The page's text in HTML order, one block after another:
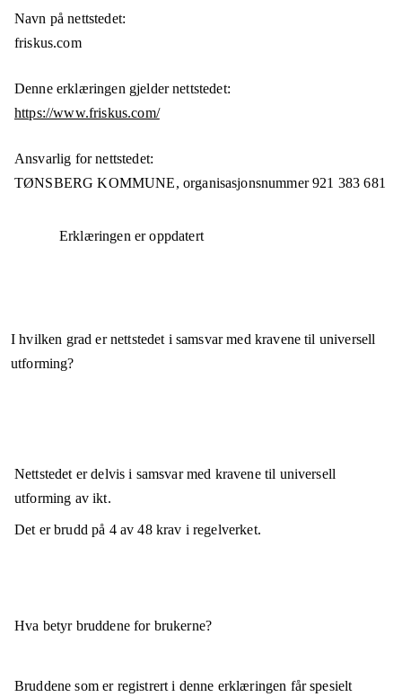
Navn på nettstedet:
friskus.com
Denne erklæringen gjelder nettstedet:
https://www.friskus.com/
Ansvarlig for nettstedet:
TØNSBERG KOMMUNE, organisasjonsnummer 921 383 681
Erklæringen er oppdatert
I hvilken grad er nettstedet i samsvar med kravene til universell
utforming?
Nettstedet erdelvis i samsvarmed kravene til universell
utforming av ikt.
Det er brudd på 4av48krav i regelverket.
Hva betyr bruddene for brukerne?
Bruddene som er registrert i denne erklæringen får spesielt